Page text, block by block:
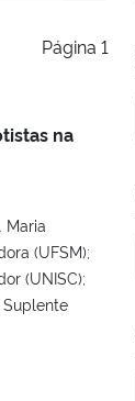
Página 1
na
Maria
(UFSM);
(UNISC);
Suplente